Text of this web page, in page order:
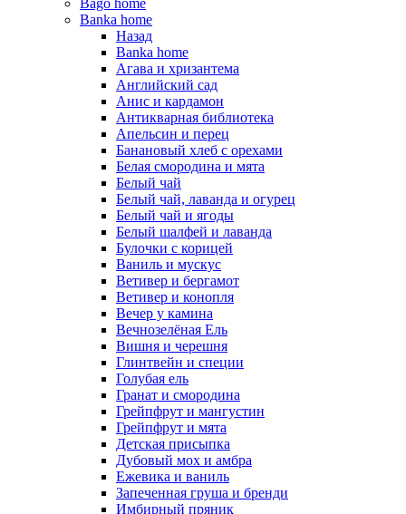
Bago home
Banka home
Назад
Banka home
Агава и хризантема
Английский сад
Анис и кардамон
Антикварная библиотека
Апельсин и перец
Банановый хлеб с орехами
Белая смородина и мята
Белый чай
Белый чай, лаванда и огурец
Белый чай и ягоды
Белый шалфей и лаванда
Булочки с корицей
Ваниль и мускус
Ветивер и бергамот
Ветивер и конопля
Вечер у камина
Вечнозелёная Ель
Вишня и черешня
Глинтвейн и специи
Голубая ель
Гранат и смородина
Грейпфрут и мангустин
Грейпфрут и мята
Детская присыпка
Дубовый мох и амбра
Ежевика и ваниль
Запеченная груша и бренди
Имбирный пряник